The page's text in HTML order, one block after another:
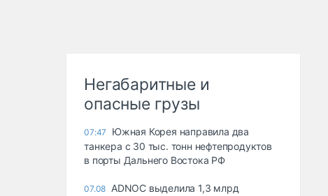
Негабаритные и
опасные грузы
07:47
Южная Корея направила два
танкера с 30 тыс. тонн нефтепродуктов
в порты Дальнего Востока РФ
07.08 ADNOC выделила 1,3 млрд